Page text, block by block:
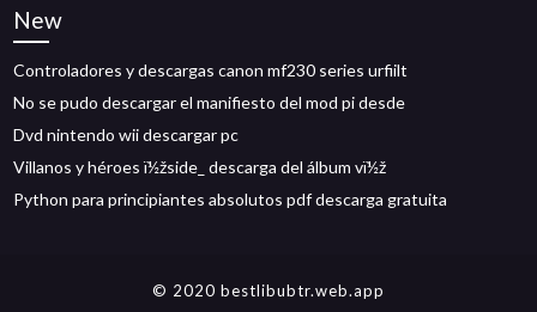
New
Controladores y descargas canon mf230 series urfiilt
No se pudo descargar el manifiesto del mod pi desde
Dvd nintendo wii descargar pc
Villanos y héroes ï½žside_ descarga del álbum vï½ž
Python para principiantes absolutos pdf descarga gratuita
© 2020 bestlibubtr.web.app